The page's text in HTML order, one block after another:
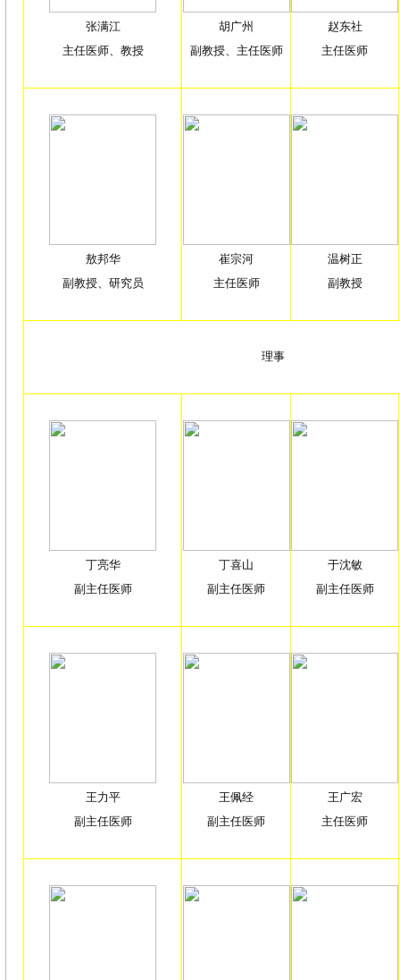
张满江
主任医师、教授
胡广州
副教授、主任医师
赵东社
主任医师
敖邦华
副教授、研究员
崔宗河
主任医师
温树正
副教授
理事
丁亮华
副主任医师
丁喜山
副主任医师
于沈敏
副主任医师
王力平
副主任医师
王佩经
副主任医师
王广宏
主任医师